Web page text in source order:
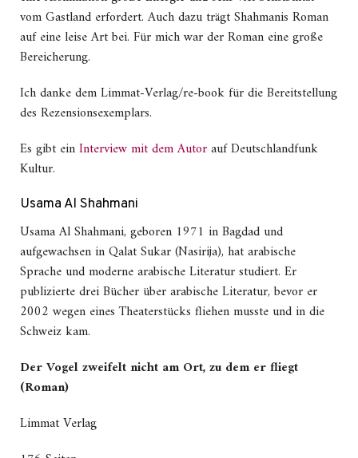
vom Gastland erfordert. Auch dazu trägt Shahmanis Roman
auf eine leise Art bei. Für mich war der Roman eine große
Bereicherung.
Ich danke dem Limmat-Verlag/re-book für die Bereitstellung
des Rezensionsexemplars.
Es gibt einInterview mit dem Autorauf Deutschlandfunk
Kultur.
Usama Al Shahmani
Usama Al Shahmani, geboren 1971 in Bagdad und
aufgewachsen in Qalat Sukar (Nasirija), hat arabische
Sprache und moderne arabische Literatur studiert. Er
publizierte drei Bücher über arabische Literatur, bevor er
2002 wegen eines Theaterstücks fliehen musste und in die
Schweiz kam.
Der Vogel zweifelt nicht am Ort, zu dem er fliegt
(Roman)
Limmat Verlag